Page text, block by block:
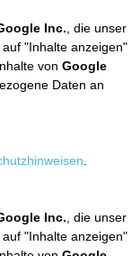
Inc. , die unser
"Inhalte anzeigen"
von Google
Daten an
Inc. , die unser
"Inhalte anzeigen"